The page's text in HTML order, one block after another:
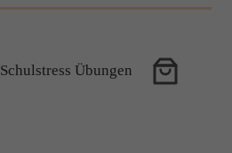
Schulstress Übungen